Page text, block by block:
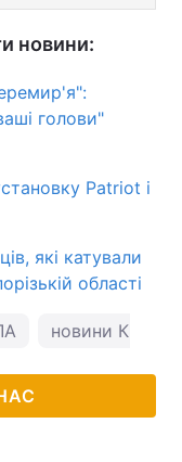
новини:
голови"
Patriot і
які катували
області
новини Києва